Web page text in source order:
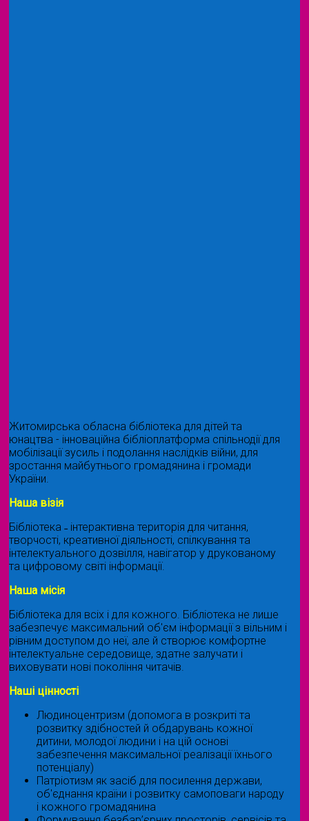
Житомирська обласна бібліотека для дітей та
юнацтва - інноваційна бібліоплатформа спільнодії для
мобілізації зусиль і подолання наслідків війни, для
зростання майбутнього громадянина і громади
України.
Наша візія
Бібліотека ˗ інтерактивна територія для читання,
творчості, креативної діяльності, спілкування та
інтелектуального дозвілля, навігатор у друкованому
та цифровому світі інформації.
Наша місія
Бібліотека для всіх і для кожного. Бібліотека не лише
забезпечує максимальний об'єм інформації з вільним і
рівним доступом до неї, але й створює комфортне
інтелектуальне середовище, здатне залучати і
виховувати нові покоління читачів.
Наші цінності
Людиноцентризм (допомога в розкриті та
розвитку здібностей й обдарувань кожної
дитини, молодої людини і на цій основі
забезпечення максимальної реалізації їхнього
потенціалу)
Патріотизм як засіб для посилення держави,
об'єднання країни і розвитку самоповаги народу
і кожного громадянина